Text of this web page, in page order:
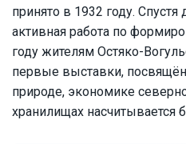
принято в 1932 году. Спустя
активная работа по
году жителям Остяко-
первые выставки,
природе, экономике
хранилищах насчитывается